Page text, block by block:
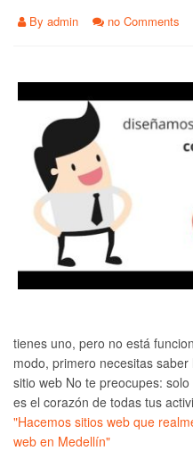
By admin no Comments
tienes uno, pero no está
modo, primero necesitas
sitio web No te preocupes:
es el corazón de todas tus
"Hacemos sitios web que
web en Medellín"